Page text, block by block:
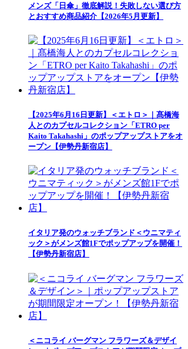
メンズ「日傘」徹底解説！失敗しない選び方
とおすすめ商品紹介【2026年5月更新】
【2025年6月16日更新】＜エトロ＞｜髙橋海
人とのカプセルコレクション「ETRO per
Kaito Takahashi」のポップアップストアをオ
ープン【伊勢丹新宿店】
イタリア発のウォッチブランド＜ウニマティ
ック＞がメンズ館1Fでポップアップを開催！
【伊勢丹新宿店】
＜ニコライ バーグマン フラワーズ＆デザイ